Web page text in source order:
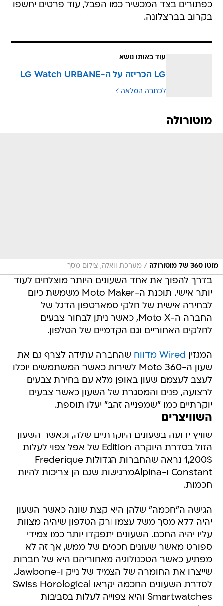
כפתורים בצד המכשיר כמו הפבל, עוד פרטים יחשפו
בקרוב בברצלונה.
עוד באותו נושא
LG הכריזה על ה-LG Watch URBANE
לכתבה המלאה
מוטורולה
מוטו 360 של מוטורולה / מערכת וואלה, צילום מסך
בדרך להפוך את אחד השעונים היותר מוצלחים לעוד
יותר אישי. תוכנת ה-Moto Maker משמשת כיום
לבחירה אישית של חלקי סמארטפון הדגל של
החברה ה-Moto X, כאשר ניתן לבחור צבעים
לחלקים האחוריים וגם הקדמיים של הטלפון.
המגזין Wired מדווח
שהחברה עתידה לצרף גם את
שעון ה-Moto 360 לשירות כאשר המשתמשים יוכלו
לעצב לעצמם שעון באופן מלא עם בחירת צבעים
לרצועה, פנים והמסגרת של השעון כאשר צבעים
יוקרתיים כמו "שמפנייה זהב" יעלו תוספת.
השוויצרים
שוויץ ידועה בשעונים היוקרתיים שלה, וכאשר השעון
הזול בסדרת היוקרה Edition של אפל צפוי לעלות
1,200$ נראה שהחברות הגדולות Frederique
Constant ו-Alpinaמרגישות שגם הן צריכות להיות
חכמות.
הגישה ה"חכמה" שלהן היא קצת שונה כאשר השעון
יהיה ללא מסך משל עצמו ורק הטלפון שיהיה מצוות
עליו יהיה החכם. השעונים יתפקדו יותר כמו צמידי
ספורט מאשר שעונים חכמים של ממש, אך זה לא
מפתיע כאשר הטכנולוגיה מאחוריהם היא של חברות
שייצרו את החומרה של הצמיד של נייק ו-Jawbone.
לסדרת השעונים החכמה יקראו Swiss Horological
Smartwatches והיא צפוייה לעלות בסביבות